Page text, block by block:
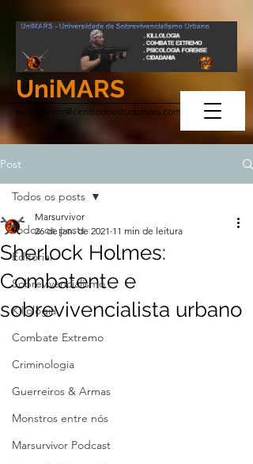
UniMARS
marsurvivor@centrodeestudomars.com
Post
Todos os posts
Editorial
Sobrevivencialismo
Killologia
Combate Extremo
Criminologia
Guerreiros & Armas
Monstros entre nós
Marsurvivor Podcast
Todos os posts
Sherlock Holmes:
Combatente e
sobrevivencialista urbano
Marsurvivor
26 de jan. de 2021 11 min de leitura